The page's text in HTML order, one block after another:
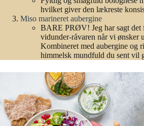
hvilket giver den lækreste
Miso marineret aubergine
BARE PRØV! Jeg har sagt det
vidunder-råvaren når vi ønsker
Kombineret med aubergine og
himmelsk mundfuld du sent vil